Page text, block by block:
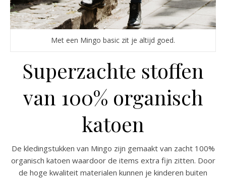
Met een Mingo basic zit je altijd goed.
Superzachte stoffen
van 100% organisch
katoen
De kledingstukken van Mingo zijn gemaakt van zacht 100%
organisch katoen waardoor de items extra fijn zitten. Door
de hoge kwaliteit materialen kunnen je kinderen buiten